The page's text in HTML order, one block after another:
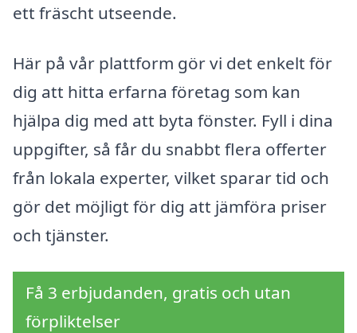
ett fräscht utseende.
Här på vår plattform gör vi det enkelt för
dig att hitta erfarna företag som kan
hjälpa dig med att byta fönster. Fyll i dina
uppgifter, så får du snabbt flera offerter
från lokala experter, vilket sparar tid och
gör det möjligt för dig att jämföra priser
och tjänster.
Få 3 erbjudanden, gratis och utan
förpliktelser